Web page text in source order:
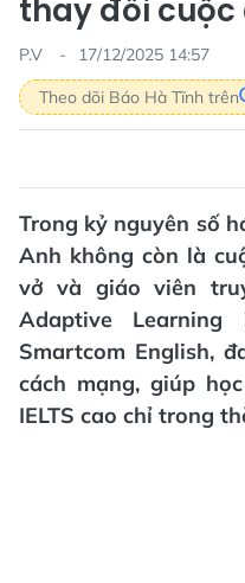
thay đổi cuộc
P.V
17/12/2025 14:57
Theo dõi Báo Hà Tĩnh trên
Trong kỷ nguyên số
Anh không còn là
vở và giáo viên
Adaptive
Smartcom English,
cách mạng, giúp
IELTS cao chỉ trong